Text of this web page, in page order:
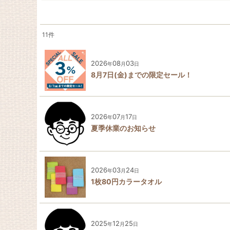
カテゴリ
11件
2026年08月03日
8月7日(金)までの限定セール！
2026年07月17日
夏季休業のお知らせ
2026年03月 24日
1枚80円カラータオル
2025年12 月 25日